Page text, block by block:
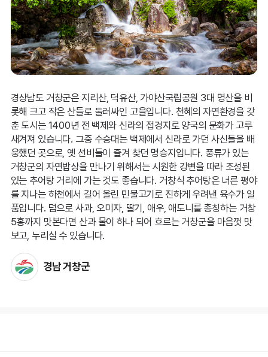
경상남도 거창군은 지리산, 덕유산, 가야산국립공원 3대 명산을 비
롯해 크고 작은 산들로 둘러싸인 고을입니다. 천혜의 자연환경을 갖
춘 도시는 1400년 전 백제와 신라의 접경지로 양국의 문화가 고루
새겨져 있습니다. 그중 수승대는 백제에서 신라로 가던 사신들을 배
웅했던 곳으로, 옛 선비들이 즐겨 찾던 명승지입니다. 풍류가 있는
거창군의 자연밥상을 만나기 위해서는 시원한 강변을 따라 조성된
있는 추어탕 거리에 가는 것도 좋습니다. 거창식 추어탕은 너른 평야
를 지나는 하천에서 길어 올린 민물고기로 진하게 우려낸 육수가 일
품입니다. 덤으로 사과, 오미자, 딸기, 애우, 애도니를 총칭하는 거창
5홍까지 맛본다면 산과 물이 하나 되어 흐르는 거창군을 마음껏 맛
보고, 누리실 수 있습니다.
경남 거창군